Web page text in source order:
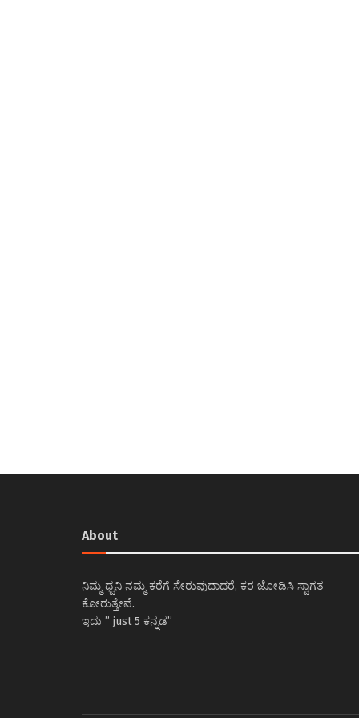
About
ನಿಮ್ಮ ಧ್ವನಿ ನಮ್ಮ ಕರೆಗೆ ಸೇರುವುದಾದರೆ, ಕರ ಜೋಡಿಸಿ ಸ್ವಾಗತ
ಕೋರುತ್ತೇವೆ.
ಇದು ” just 5 ಕನ್ನಡ”